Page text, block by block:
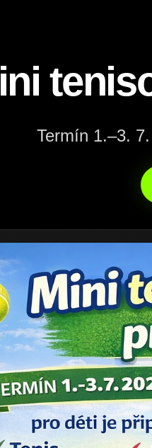
Termín 1.–3.